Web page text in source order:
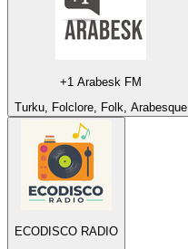
+1 Arabesk FM
Turku, Folclore, Folk, Arabesque
ECODISCO RADIO